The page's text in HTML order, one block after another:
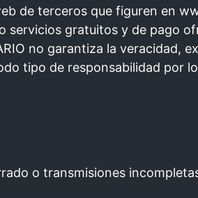
de terceros que figuren en
servicios gratuitos y de pago
no garantiza la veracidad,
tipo de responsabilidad por
o transmisiones